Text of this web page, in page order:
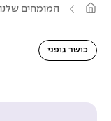
ע
מ
ה
ב
המומחים שלנו
כושר גופני